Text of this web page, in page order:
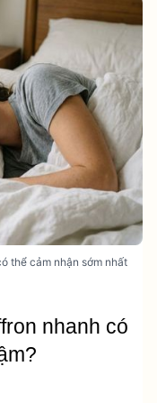
thể cảm nhận sớm nhất
nhanh có